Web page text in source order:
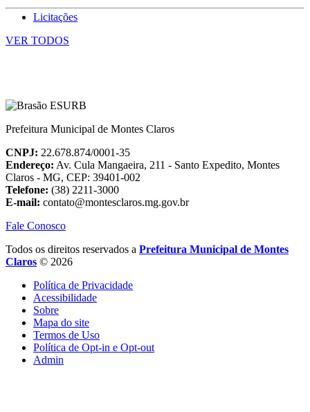
Licitações
VER TODOS
Prefeitura Municipal de Montes Claros
CNPJ: 22.678.874/0001-35
Endereço: Av. Cula Mangaeira, 211 - Santo Expedito, Montes
Claros - MG, CEP: 39401-002
Telefone: (38) 2211-3000
E-mail: contato@montesclaros.mg.gov.br
Fale Conosco
Todos os direitos reservados a Prefeitura Municipal de Montes
Claros © 2026
Política de Privacidade
Acessibilidade
Sobre
Mapa do site
Termos de Uso
Política de Opt-in e Opt-out
Admin